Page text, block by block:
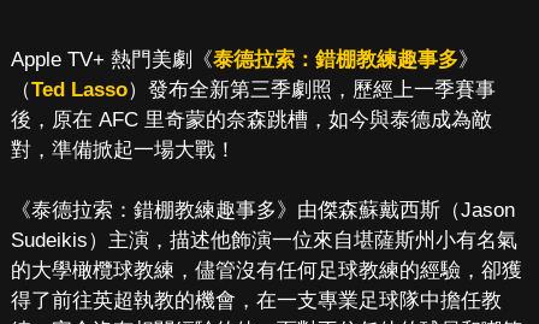
Apple TV+ 熱門美劇《泰德拉索：錯棚教練趣事多》
（Ted Lasso）發布全新第三季劇照，歷經上一季賽事
後，原在 AFC 里奇蒙的奈森跳槽，如今與泰德成為敵
對，準備掀起一場大戰！
《泰德拉索：錯棚教練趣事多》由傑森蘇戴西斯（Jason
Sudeikis）主演，描述他飾演一位來自堪薩斯州小有名氣
的大學橄欖球教練，儘管沒有任何足球教練的經驗，卻獲
得了前往英超執教的機會，在一支專業足球隊中擔任教